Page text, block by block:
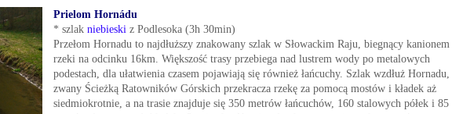
Prielom Hornádu
* szlak niebieski z Podlesoka (3h 30min)
Przełom Hornadu to najdłuższy znakowany szlak w Słowackim Raju, biegnący kanionem
rzeki na odcinku 16km. Większość trasy przebiega nad lustrem wody po metalowych
podestach, dla ułatwienia czasem pojawiają się również łańcuchy. Szlak wzdłuż Hornadu,
zwany Ścieżką Ratowników Górskich przekracza rzekę za pomocą mostów i kładek aż
siedmiokrotnie, a na trasie znajduje się 350 metrów łańcuchów, 160 stalowych półek i 85